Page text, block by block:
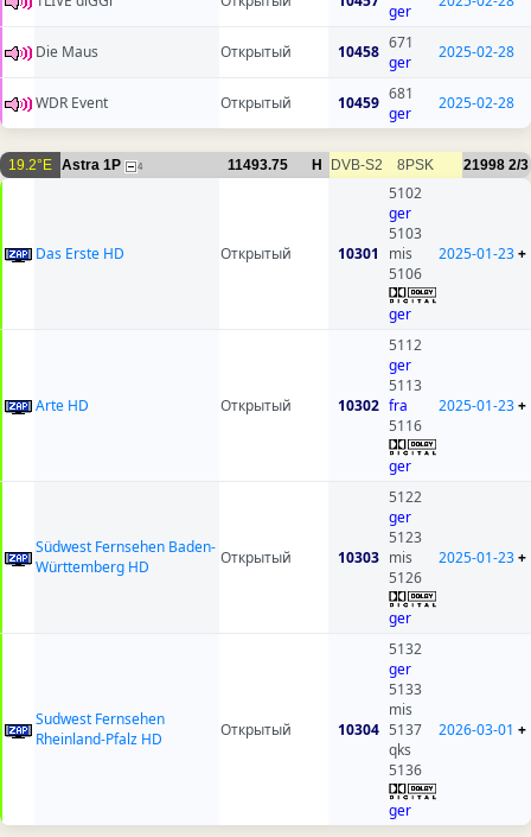
ger
Die Maus Открытый 10458 671
ger
2025-02-28
WDR Event Открытый 10459 681
ger
2025-02-28
19.2°E Astra 1P 4 11493.75 H DVB-S2 8PSK 21998 2/3
Das Erste HD Открытый 10301
5102
ger
5103
mis
5106
ger
2025-01-23+
Arte HD Открытый 10302
5112
ger
5113
fra
5116
ger
2025-01-23+
Südwest Fernsehen Baden-
Württemberg HD
Открытый 10303
5122
ger
5123
mis
5126
ger
2025-01-23+
Sudwest Fernsehen
Rheinland-Pfalz HD
Открытый 10304
5132
ger
5133
mis
5137
qks
5136
ger
2026-03-01 +